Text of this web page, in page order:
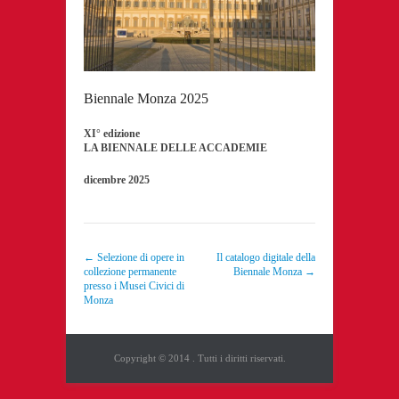
Biennale Monza 2025
XI° edizione
LA BIENNALE DELLE ACCADEMIE
dicembre 2025
Navigazione articoli
← Selezione di opere in
collezione permanente
presso i Musei Civici di
Monza
Il catalogo digitale della
Biennale Monza →
Copyright © 2014 . Tutti i diritti riservati.